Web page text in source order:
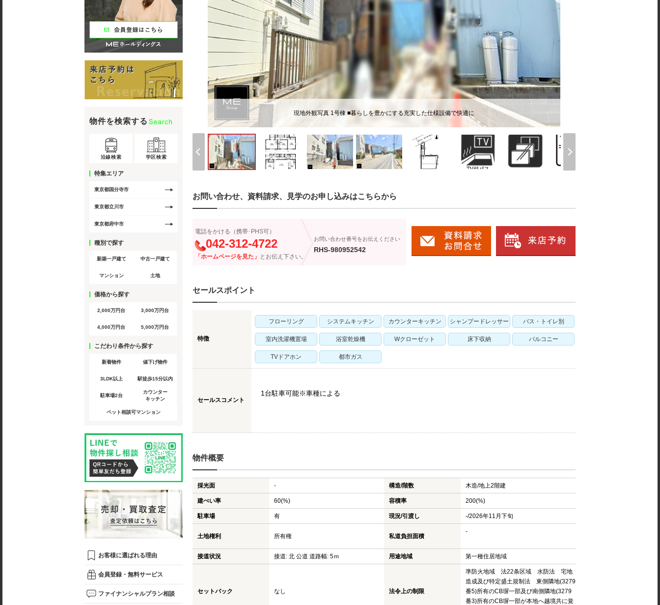
現地外観写真 1号棟 ■暮らしを豊かにする充実した仕様設備で快適に
お問い合わせ、資料請求、見学のお申し込みはこちらから
電話をかける（携帯･PHS可）
042-312-4722
「ホームページを見た」 とお伝え下さい。
お問い合わせ番号をお伝えください
RHS-980952542
セールスポイント
特徴
フローリング システムキッチン カウンターキッチン シャンプードレッサー バス・トイレ別
室内洗濯機置場 浴室乾燥機 Wクローゼット 床下収納 バルコニー
TVドアホン 都市ガス
セールスコメント
1台駐車可能※車種による
物件概要
採光面 - 構造/階数 木造/地上2階建
建ぺい率 60(%) 容積率 200(%)
駐車場 有 現況/引渡し -/2026年11月下旬
土地権利 所有権 私道負担面積
-
接道状況 接道: 北 公道 道路幅: 5ｍ 用途地域 第一種住居地域
セットバック なし 法令上の制限
準防火地域 法22条区域 水防法 宅地
造成及び特定盛土規制法 東側隣地(3279
番5)所有のCB塀一部及び南側隣地(3279
番3)所有のCB塀一部が本地へ越境共に覚
物件を検索する
沿線検索 学区検索
特集エリア
東京都国分寺市
東京都立川市
東京都府中市
種別で探す
新築一戸建て 中古一戸建て
マンション 土地
価格から探す
2,000万円台 3,000万円台
4,000万円台 5,000万円台
こだわり条件から探す
新着物件 値下げ物件
3LDK以上 駅徒歩15分以内
駐車場2台
カウンター
キッチン
ペット相談可マンション
お客様に選ばれる理由
会員登録・無料サービス
ファイナンシャルプラン相談